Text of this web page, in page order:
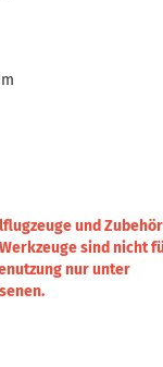
und
sind nicht
nur unter